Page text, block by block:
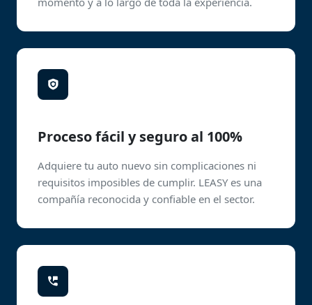
Proceso fácil y seguro al 100%
Adquiere tu auto nuevo sin complicaciones ni
requisitos imposibles de cumplir. LEASY es una
compañía reconocida y confiable en el sector.